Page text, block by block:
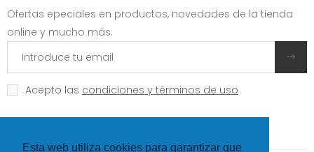
Esta web utiliza cookies para garantizar que
Ofertas epeciales en productos, novedades de la tienda
online y mucho más.
Acepto las condiciones y términos de uso